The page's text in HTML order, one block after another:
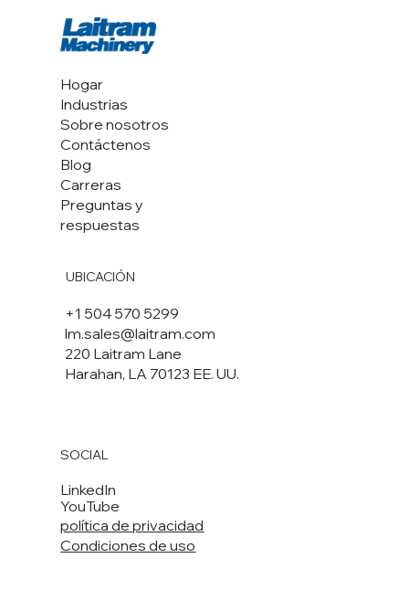
Hogar
Industrias
Sobre nosotros
Contáctenos
Blog
Carreras
Preguntas y
respuestas
UBICACIÓN
+1 504 570 5299
lm.sales@laitram.com
220 Laitram Lane
Harahan, LA 70123 EE. UU.
SOCIAL
LinkedIn
YouTube
política de privacidad
Condiciones de uso